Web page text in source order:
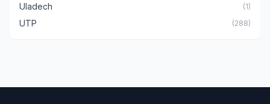
Uladech (1)
UTP (288)